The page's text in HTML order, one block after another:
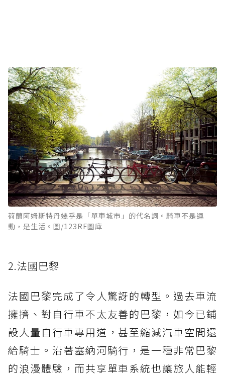
荷蘭阿姆斯特丹幾乎是「單車城市」的代名詞。騎車不是運
動，是生活。圖/123RF圖庫
2.法國巴黎
法國巴黎完成了令人驚訝的轉型。過去車流
擁擠、對自行車不太友善的巴黎，如今已鋪
設大量自行車專用道，甚至縮減汽車空間還
給騎士。沿著塞納河騎行，是一種非常巴黎
的浪漫體驗，而共享單車系統也讓旅人能輕